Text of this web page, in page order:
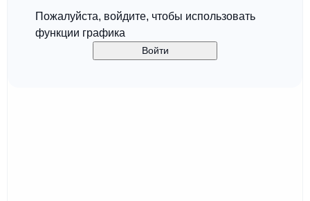
Пожалуйста, войдите, чтобы использовать
функции графика
Войти